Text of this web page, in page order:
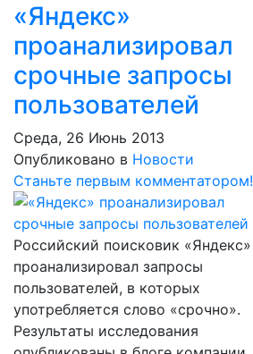
«Яндекс»
проанализировал
срочные запросы
пользователей
Среда, 26 Июнь 2013
Опубликовано в Новости
Станьте первым комментатором!
Российский поисковик «Яндекс»
проанализировал запросы
пользователей, в которых
употребляется слово «срочно».
Результаты исследования